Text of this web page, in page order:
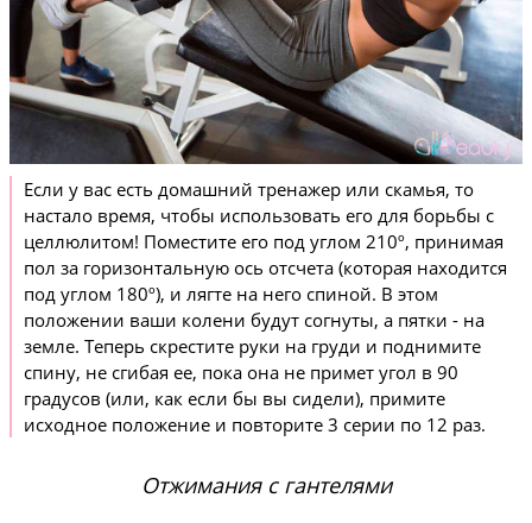
Если у вас есть домашний тренажер или скамья, то
настало время, чтобы использовать его для борьбы с
целлюлитом! Поместите его под углом 210º, принимая
пол за горизонтальную ось отсчета (которая находится
под углом 180º), и лягте на него спиной. В этом
положении ваши колени будут согнуты, а пятки - на
земле. Теперь скрестите руки на груди и поднимите
спину, не сгибая ее, пока она не примет угол в 90
градусов (или, как если бы вы сидели), примите
исходное положение и повторите 3 серии по 12 раз.
Отжимания с гантелями